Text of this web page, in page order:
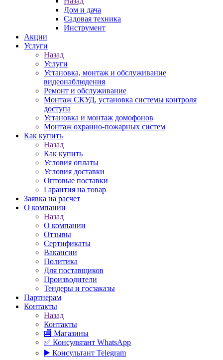
Дом и дача
Садовая техника
Инструмент
Акции
Услуги
Назад
Услуги
Установка, монтаж и обслуживание
видеонаблюдения
Ремонт и обслуживание
Монтаж СКУД, установка системы контроля
доступа
Установка и монтаж домофонов
Монтаж охранно-пожарных систем
Как купить
Назад
Как купить
Условия оплаты
Условия доставки
Оптовые поставки
Гарантия на товар
Заявка на расчет
О компании
Назад
О компании
Отзывы
Сертификаты
Вакансии
Политика
Для поставщиков
Производители
Тендеры и госзаказы
Партнерам
Контакты
Назад
Контакты
🏬 Магазины
✅️ Консультант WhatsApp
▶️ Консультант Telegram